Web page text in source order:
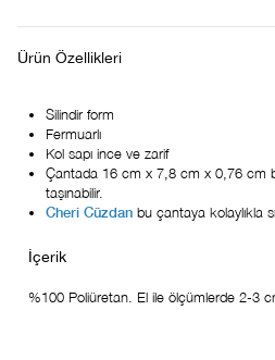
Ürün Özellikleri
Silindir form
Fermuarlı
Kol sapı ince ve zarif
Çantada 16 cm x 7,8 cm x 0,76 cm
taşınabilir.
Cheri Cüzdan bu çantaya kolaylıkla
%100 Poliüretan. El ile ölçümlerde 2-3